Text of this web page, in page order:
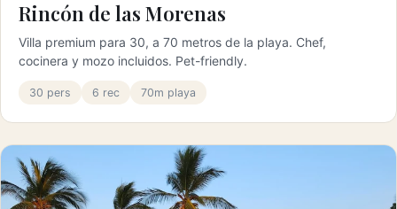
Rincón de las Morenas
Villa premium para 30, a 70 metros de la playa. Chef,
cocinera y mozo incluidos. Pet-friendly.
30 pers 6 rec 70m playa